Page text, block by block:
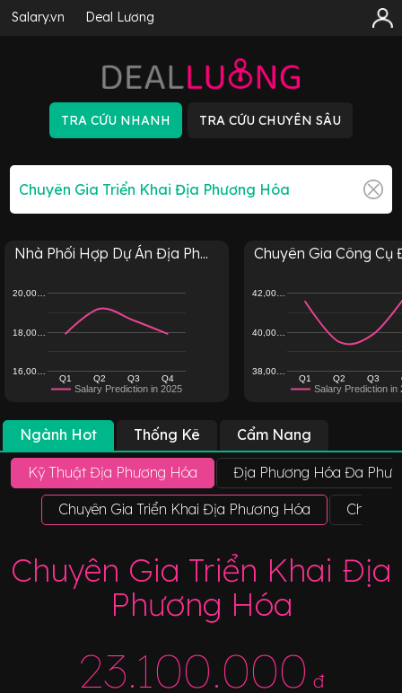
Salary.vn Deal Lương
Nhà Phối Hợp Dự Án Địa Ph...
Salary Prediction in 2025
Q1 Q2 Q3 Q4
16,00…
18,00…
20,00…
Chuyên Gia Công Cụ
Salary Prediction in
Q1 Q2 Q3
38,00…
40,00…
42,00…
Ngành Hot Thống Kê Cẩm Nang
Kỹ Thuật Địa Phương Hóa Địa Phương Hóa Đa
Chuyên Gia Triển Khai Địa Phương Hóa Chuyên
Chuyên Gia Triển Khai Địa
Phương Hóa
23.100.000 đ